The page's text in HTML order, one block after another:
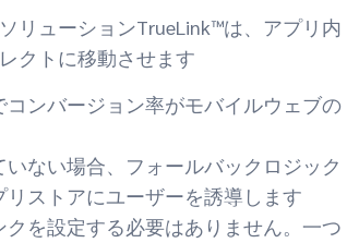
リューションTrueLink™は、アプリ内
クトに移動させます
ンバージョン率がモバイルウェブの
ない場合、フォールバックロジック
ストアにユーザーを誘導します
を設定する必要はありません。一つ